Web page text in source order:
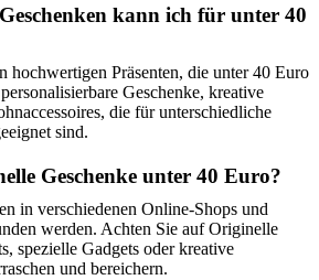
kann ich für unter 40
hochwertigen Präsenten, die unter 40 Euro
Geschenke, kreative
die für unterschiedliche
sind.
Geschenke unter 40 Euro?
in verschiedenen Online-Shops und
werden. Achten Sie auf Originelle
spezielle Gadgets oder kreative
und bereichern.